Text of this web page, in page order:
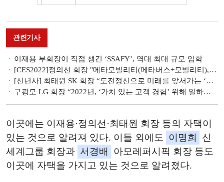
관련기사
이재용 부회장이 직접 챙긴 ‘SSAFY’, 역대 최대 규모 입학
[CES2022]정의선 회장 "메타모빌리티(메타버스+모빌리티), 이동경험 무한 확장"
[신년사] 최태원 SK 회장 “도전정신으로 미래를 앞서가는 ‘새로운 시간의 프론티어’가 되자”
구광모 LG 회장 “2022년, ‘가치 있는 고객 경험’ 위해 일하는 방식 혁신하자”
이곳에는 이재용·정의선·최태원 회장 등의 자택이
있는 것으로 알려져 있다. 이들 외에도
이명희
신
세계그룹 회장과 서경배
아모레퍼시픽 회장 등도
이곳에 자택을 가지고 있는 것으로 알려졌다.